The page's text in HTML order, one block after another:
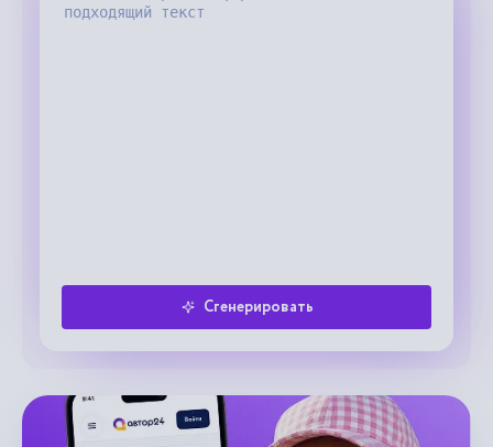
Сгенерировать